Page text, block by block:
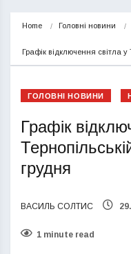
Home Головні новини
Графік відключення світла у
ГОЛОВНІ НОВИНИ
Графік
грудня
ВАСИЛЬ СОЛТИС
1 minute read